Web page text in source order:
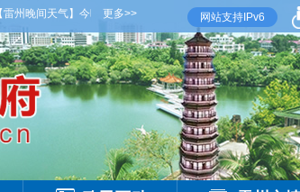
州晚间天气】今晚到明天白天，多云，局部有雷阵雨，偏
更多>> 网站支持IPv6